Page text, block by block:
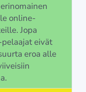
online-
Jopa
eivät
eroa alle